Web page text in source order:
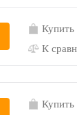
Купить
К
Купить